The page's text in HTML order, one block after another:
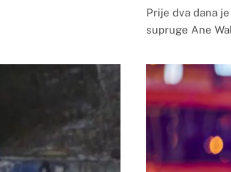
Prije dva dana
supruge Ane